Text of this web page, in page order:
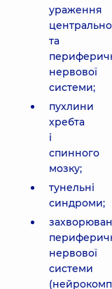
ураження
та
нервової
системи;
пухлини
хребта
і
спинного
мозку;
тунельні
синдроми;
нервової
системи